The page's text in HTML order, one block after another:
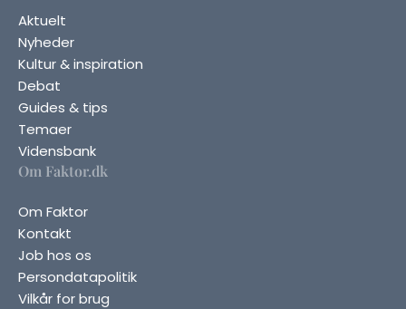
Aktuelt
Nyheder
Kultur & inspiration
Debat
Guides & tips
Temaer
Vidensbank
Om Faktor.dk
Om Faktor
Kontakt
Job hos os
Persondatapolitik
Vilkår for brug